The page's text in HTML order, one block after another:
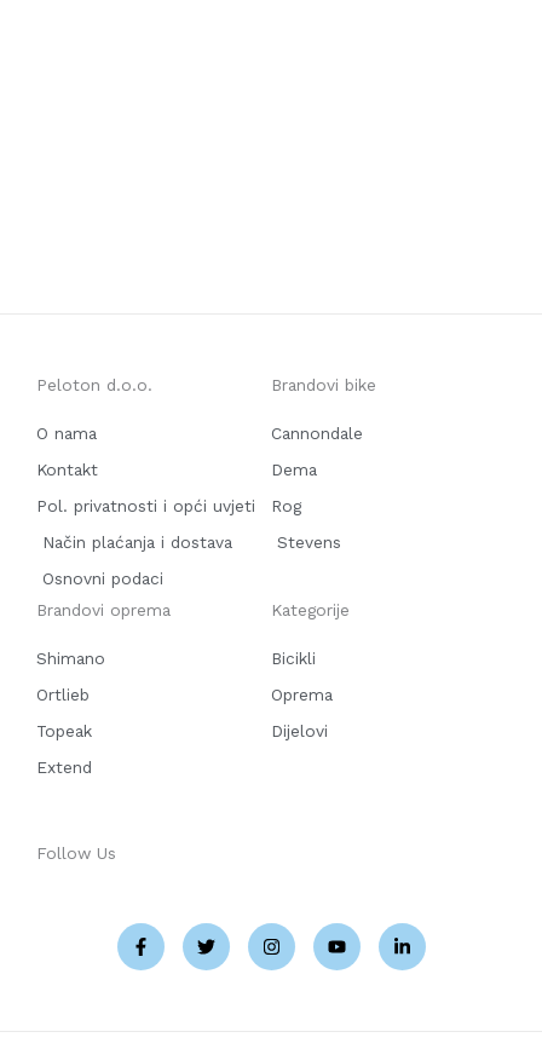
Peloton d.o.o.
O nama
Kontakt
Pol. privatnosti i opći uvjeti
Način plaćanja i dostava
Osnovni podaci
Brandovi bike
Cannondale
Dema
Rog
Stevens
Brandovi oprema
Shimano
Ortlieb
Topeak
Extend
Kategorije
Bicikli
Oprema
Dijelovi
Follow Us
c
e
b
i
t
t
s
t
a
u
t
u
n
k
e